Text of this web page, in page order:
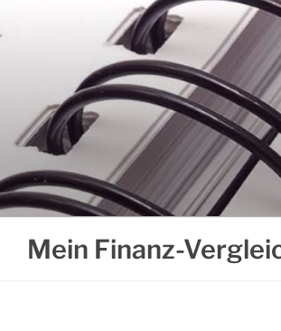
zum
Mein Finanz-